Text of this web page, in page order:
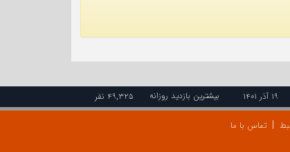
۱۹ آذر ۱۴۰۱ بیشترین بازدید روزانه ۴۹,۳۲۵ نفر
تماس با ما